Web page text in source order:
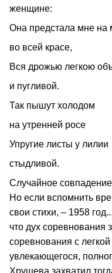
женщине:
Она предстала мне на
во всей красе,
Вся дрожью легкою
и пугливой.
Так пышут холодом
на утренней росе
Упругие листы у лилии
стыдливой.
Случайное
Но если вспомнить
свои стихи, – 1958
что дух соревнования
соревнования с легкой
увлекающегося,
Хрущева захватил